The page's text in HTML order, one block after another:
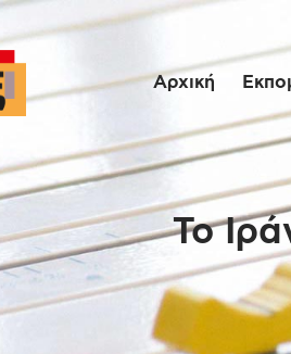
Αρχική
Το